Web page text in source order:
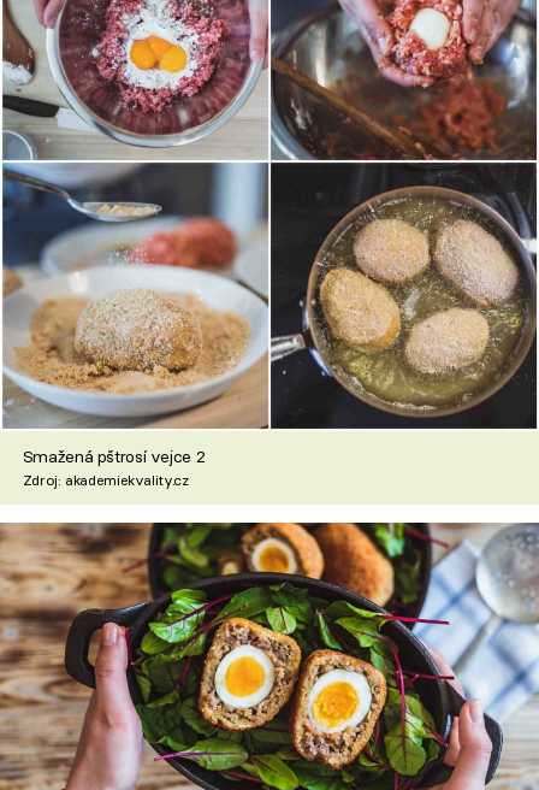
Smažená pštrosí vejce 2
Zdroj: akademiekvality.cz